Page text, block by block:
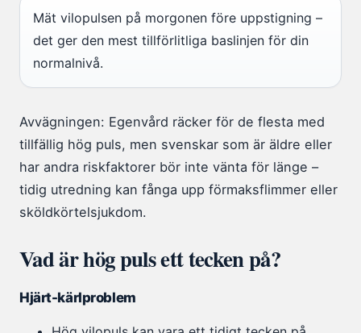
Mät vilopulsen på morgonen före uppstigning –
det ger den mest tillförlitliga baslinjen för din
normalnivå.
Avvägningen: Egenvård räcker för de flesta med
tillfällig hög puls, men svenskar som är äldre eller
har andra riskfaktorer bör inte vänta för länge –
tidig utredning kan fånga upp förmaksflimmer eller
sköldkörtelsjukdom.
Vad är hög puls ett tecken på?
Hjärt-kärlproblem